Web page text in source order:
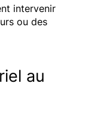
intervenir
ou des
au